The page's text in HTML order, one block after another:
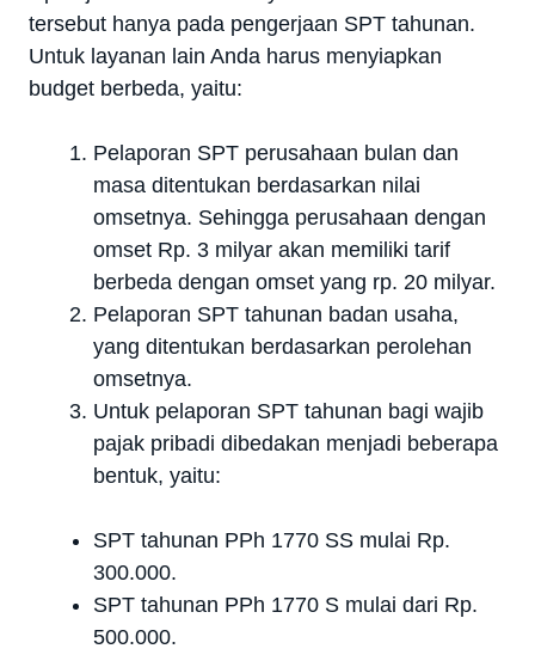
tersebut hanya pada pengerjaan SPT tahunan.
Untuk layanan lain Anda harus menyiapkan
budget berbeda, yaitu:
Pelaporan SPT perusahaan bulan dan
masa ditentukan berdasarkan nilai
omsetnya. Sehingga perusahaan dengan
omset Rp. 3 milyar akan memiliki tarif
berbeda dengan omset yang rp. 20 milyar.
Pelaporan SPT tahunan badan usaha,
yang ditentukan berdasarkan perolehan
omsetnya.
Untuk pelaporan SPT tahunan bagi wajib
pajak pribadi dibedakan menjadi beberapa
bentuk, yaitu:
SPT tahunan PPh 1770 SS mulai Rp.
300.000.
SPT tahunan PPh 1770 S mulai dari Rp.
500.000.